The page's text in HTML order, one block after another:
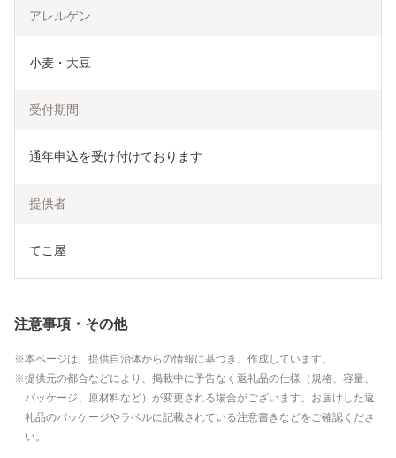
アレルゲン
小麦・大豆
受付期間
通年申込を受け付けております
提供者
てこ屋
注意事項・その他
本ページは、提供自治体からの情報に基づき、作成しています。
提供元の都合などにより、掲載中に予告なく返礼品の仕様（規格、容量、
パッケージ、原材料など）が変更される場合がございます。お届けした返
礼品のパッケージやラベルに記載されている注意書きなどをご確認くださ
い。